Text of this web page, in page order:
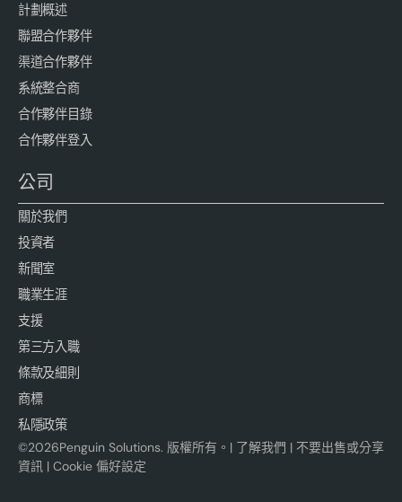
計劃概述
聯盟合作夥伴
渠道合作夥伴
系統整合商
合作夥伴目錄
合作夥伴登入
公司
關於我們
投資者
新聞室
職業生涯
支援
第三方入職
條款及細則
商標
私隱政策
©2026Penguin Solutions. 版權所有。| 了解我們 | 不要出售或分享
資訊| Cookie 偏好設定